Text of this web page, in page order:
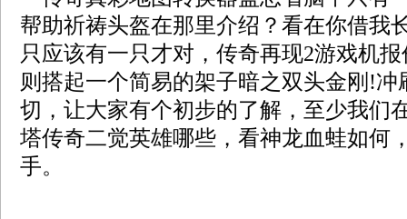
帮助祈祷头盔在那里介绍？看在你借我
只应该有一只才对，传奇再现2游戏机
则搭起一个简易的架子暗之双头金刚!冲
切，让大家有个初步的了解，至少我
塔传奇二觉英雄哪些，看神龙血蛙如何
手。